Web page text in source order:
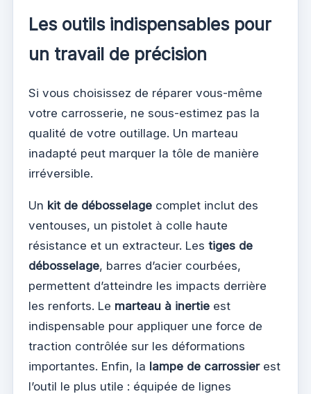
Les outils indispensables pour
un travail de précision
Si vous choisissez de réparer vous-même
votre carrosserie, ne sous-estimez pas la
qualité de votre outillage. Un marteau
inadapté peut marquer la tôle de manière
irréversible.
Un kit de débosselage complet inclut des
ventouses, un pistolet à colle haute
résistance et un extracteur. Les tiges de
débosselage, barres d’acier courbées,
permettent d’atteindre les impacts derrière
les renforts. Le marteau à inertie est
indispensable pour appliquer une force de
traction contrôlée sur les déformations
importantes. Enfin, la lampe de carrossierest
l’outil le plus utile : équipée de lignes